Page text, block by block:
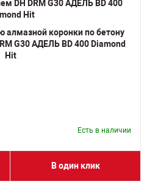
алмазной коронки по бетону
G30 АДЕЛЬ BD 400 Diamond
Hit
Есть в наличии
В один клик